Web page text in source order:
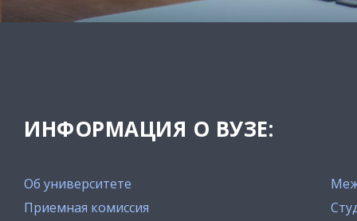
ИНФОРМАЦИЯ О ВУЗЕ:
Об университете
Приемная комиссия